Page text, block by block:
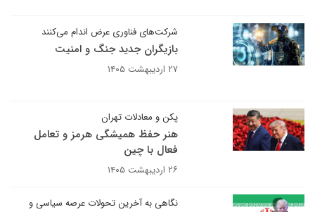
شرکت‌های فناوری عرض اندام می‌کنند
بازیگران جدید جنگ و امنیت
۲۷ اردیبهشت ۱۴۰۵
پکن و معادلات تهران
هنر حفظ همیشگی هرمز و تعامل
فعال با چین
۲۶ اردیبهشت ۱۴۰۵
نگاهی به آخرین تحولات عرصه سیاسی و